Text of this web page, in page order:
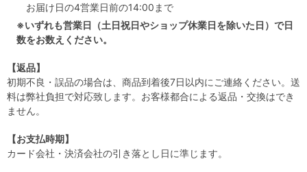
お届け日の4営業日前の14:00まで
※いずれも営業日（土日祝日やショップ休業日を除いた日）で日
数をお数えください。
【返品】
初期不良・誤品の場合は、商品到着後7日以内にご連絡ください。送
料は弊社負担で対応致します。お客様都合による返品・交換はでき
ません。
【お支払時期】
カード会社・決済会社の引き落とし日に準じます。